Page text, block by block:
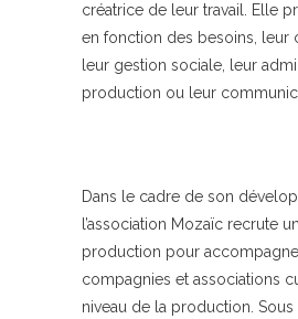
créatrice de leur travail. Elle
en fonction des besoins, leur
leur gestion sociale, leur
production ou leur
Dans le cadre de son
l’association Mozaïc recrute
production pour
compagnies et associations
niveau de la production. Sous